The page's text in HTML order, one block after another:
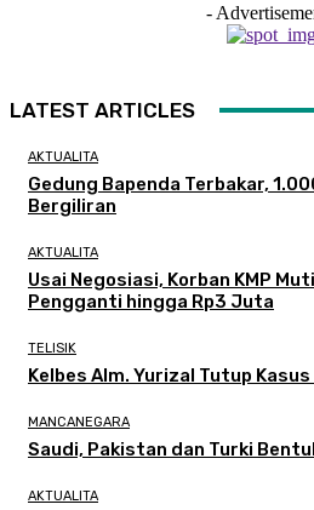
-
LATEST ARTICLES
AKTUALITA
Gedung Bapenda Terbakar,
Bergiliran
AKTUALITA
Usai Negosiasi, Korban KMP
Pengganti hingga Rp3 Juta
TELISIK
Kelbes Alm. Yurizal Tutup
MANCANEGARA
Saudi, Pakistan dan Turki
AKTUALITA